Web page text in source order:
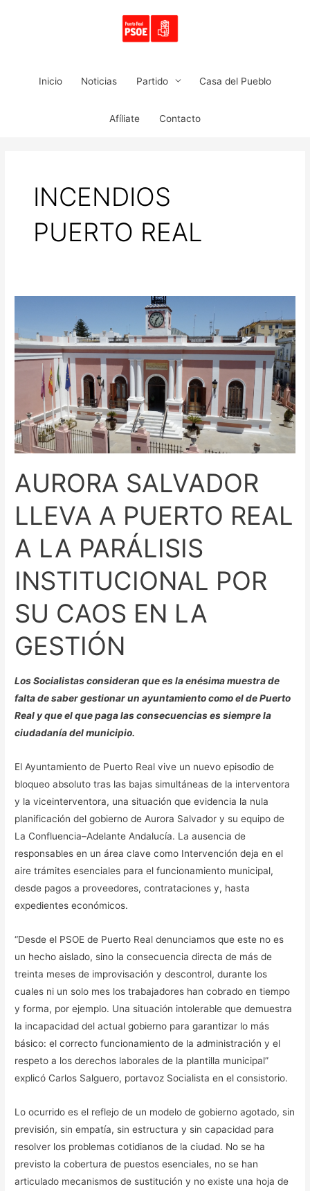
Inicio Noticias Partido Casa del Pueblo
Afíliate Contacto
INCENDIOS
PUERTO REAL
AURORA SALVADOR
LLEVA A PUERTO REAL
A LA PARÁLISIS
INSTITUCIONAL POR
SU CAOS EN LA
GESTIÓN
Los Socialistas consideran que es la enésima muestra de
falta de saber gestionar un ayuntamiento como el de Puerto
Real y que el que paga las consecuencias es siempre la
ciudadanía del municipio.
El Ayuntamiento de Puerto Real vive un nuevo episodio de
bloqueo absoluto tras las bajas simultáneas de la interventora
y la viceinterventora, una situación que evidencia la nula
planificación del gobierno de Aurora Salvador y su equipo de
La Confluencia–Adelante Andalucía. La ausencia de
responsables en un área clave como Intervención deja en el
aire trámites esenciales para el funcionamiento municipal,
desde pagos a proveedores, contrataciones y, hasta
expedientes económicos.
“Desde el PSOE de Puerto Real denunciamos que este no es
un hecho aislado, sino la consecuencia directa de más de
treinta meses de improvisación y descontrol, durante los
cuales ni un solo mes los trabajadores han cobrado en tiempo
y forma, por ejemplo. Una situación intolerable que demuestra
la incapacidad del actual gobierno para garantizar lo más
básico: el correcto funcionamiento de la administración y el
respeto a los derechos laborales de la plantilla municipal”
explicó Carlos Salguero, portavoz Socialista en el consistorio.
Lo ocurrido es el reflejo de un modelo de gobierno agotado, sin
previsión, sin empatía, sin estructura y sin capacidad para
resolver los problemas cotidianos de la ciudad. No se ha
previsto la cobertura de puestos esenciales, no se han
articulado mecanismos de sustitución y no existe una hoja de
LLEVA
A
PUERTO
LA
PARÁLISIS
POR
SU
LA